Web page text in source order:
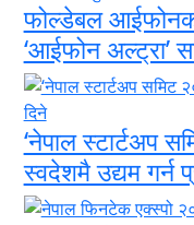
फोल्डेबल
‘आईफोन अल्ट्रा’
‘नेपाल स्टार्टअप
स्वदेशमै उद्यम गर्न